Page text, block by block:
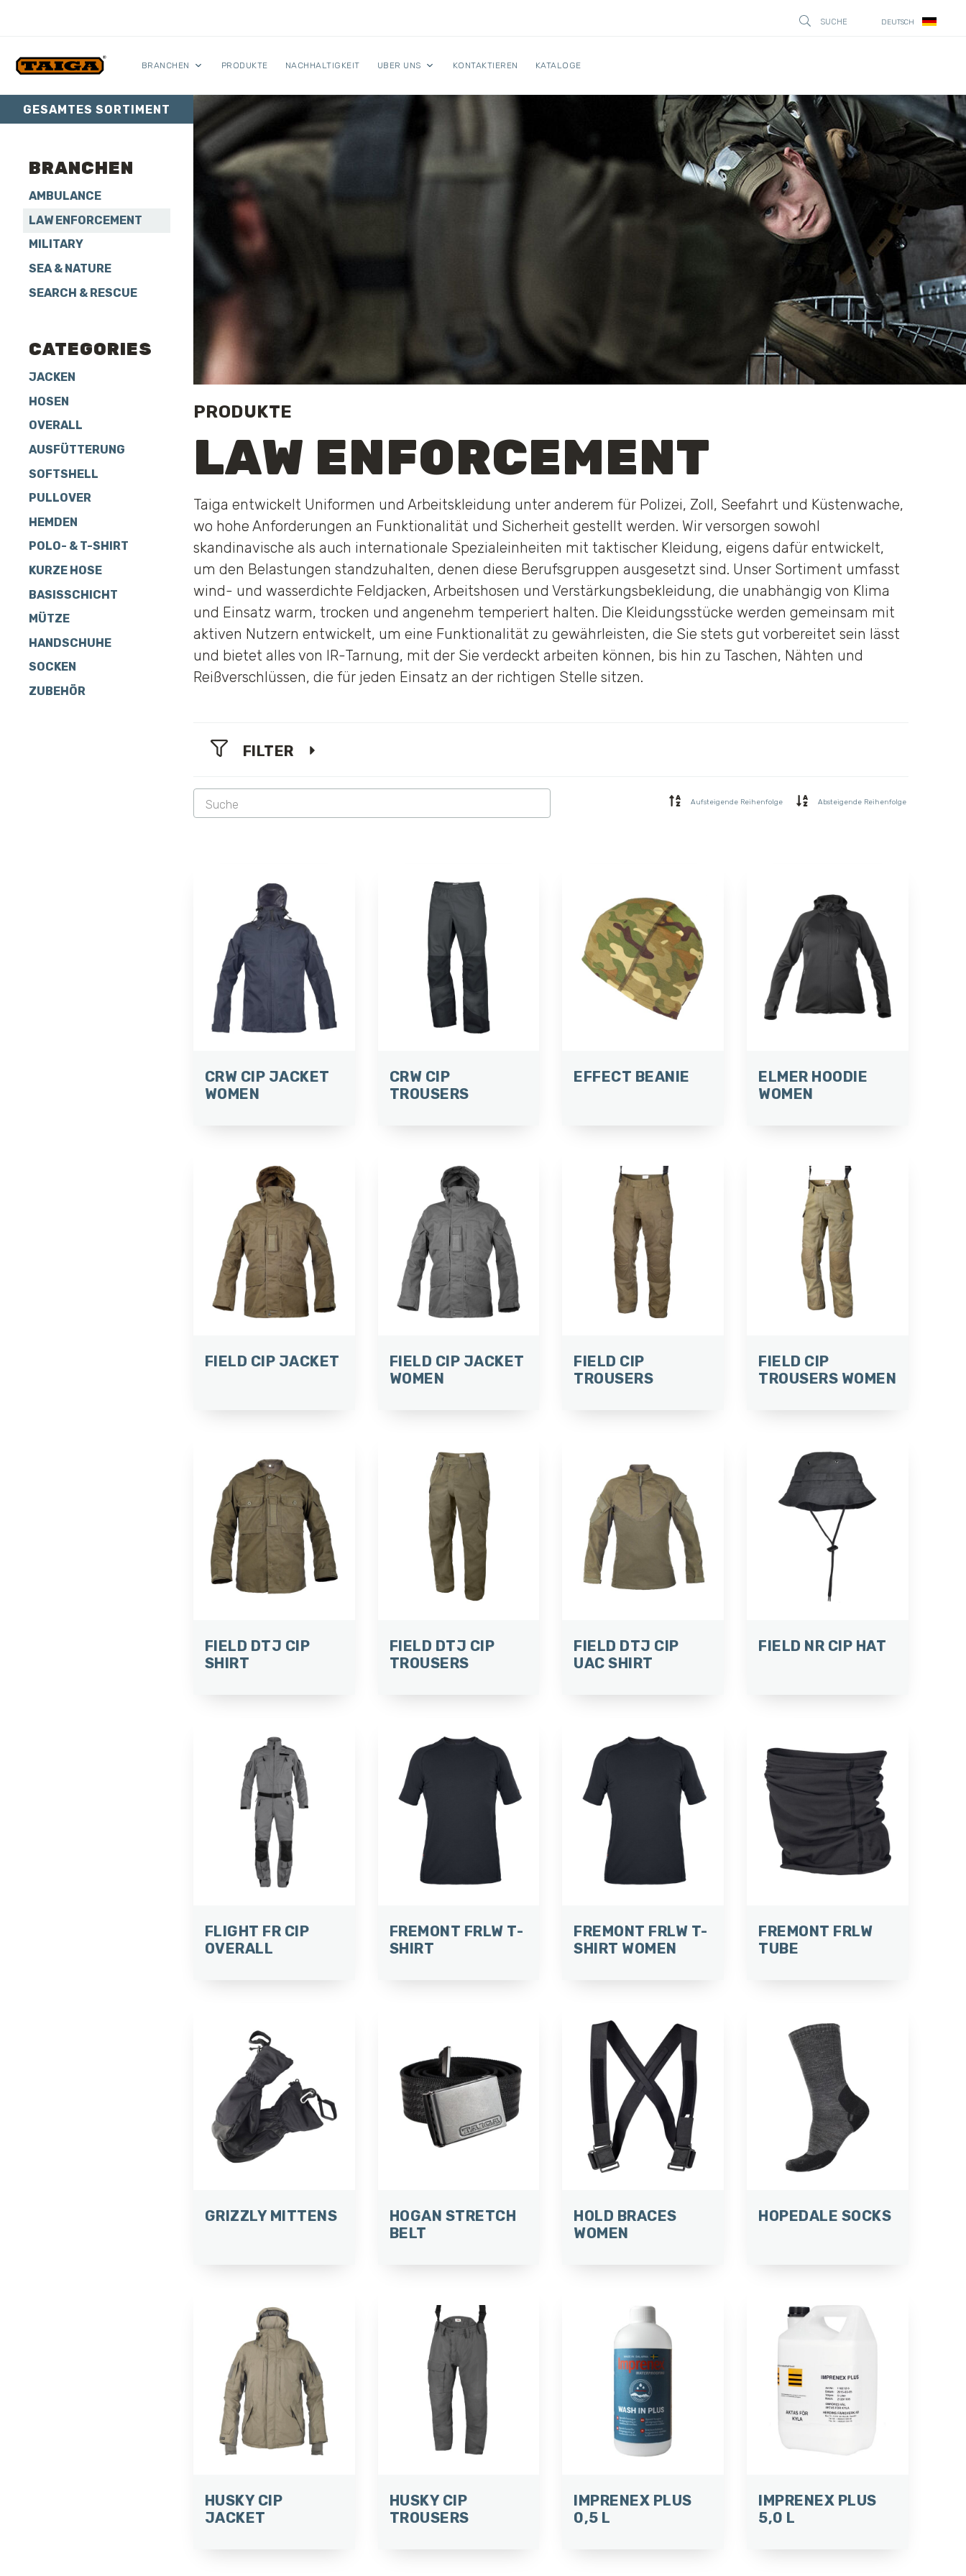
SUCHE DEUTSCH
BRANCHEN PRODUKTE NACHHALTIGKEIT UBER UNS KONTAKTIEREN KATALOGE
GESAMTES SORTIMENT
BRANCHEN
AMBULANCE
LAW ENFORCEMENT
MILITARY
SEA & NATURE
SEARCH & RESCUE
CATEGORIES
JACKEN
HOSEN
OVERALL
AUSFÜTTERUNG
SOFTSHELL
PULLOVER
HEMDEN
POLO- & T-SHIRT
KURZE HOSE
BASISSCHICHT
MÜTZE
HANDSCHUHE
SOCKEN
ZUBEHÖR
PRODUKTE
LAW ENFORCEMENT
Taiga entwickelt Uniformen und Arbeitskleidung unter anderem für Polizei, Zoll, Seefahrt und Küstenwache,
wo hohe Anforderungen an Funktionalität und Sicherheit gestellt werden. Wir versorgen sowohl
skandinavische als auch internationale Spezialeinheiten mit taktischer Kleidung, eigens dafür entwickelt,
um den Belastungen standzuhalten, denen diese Berufsgruppen ausgesetzt sind. Unser Sortiment umfasst
wind- und wasserdichte Feldjacken, Arbeitshosen und Verstärkungsbekleidung, die unabhängig von Klima
und Einsatz warm, trocken und angenehm temperiert halten. Die Kleidungsstücke werden gemeinsam mit
aktiven Nutzern entwickelt, um eine Funktionalität zu gewährleisten, die Sie stets gut vorbereitet sein lässt
und bietet alles von IR-Tarnung, mit der Sie verdeckt arbeiten können, bis hin zu Taschen, Nähten und
Reißverschlüssen, die für jeden Einsatz an der richtigen Stelle sitzen.
FILTER
Aufsteigende Reihenfolge Absteigende Reihenfolge
CRW CIP JACKET
WOMEN
CRW CIP
TROUSERS
EFFECT BEANIE
ELMER HOODIE
WOMEN
FIELD CIP JACKET
FIELD CIP JACKET
WOMEN
FIELD CIP
TROUSERS
FIELD CIP
TROUSERS WOMEN
FIELD DTJ CIP
SHIRT
FIELD DTJ CIP
TROUSERS
FIELD DTJ CIP
UAC SHIRT
FIELD NR CIP HAT
FLIGHT FR CIP
OVERALL
FREMONT FRLW T-
SHIRT
FREMONT FRLW T-
SHIRT WOMEN
FREMONT FRLW
TUBE
GRIZZLY MITTENS
HOGAN STRETCH
BELT
HOLD BRACES
WOMEN
HOPEDALE SOCKS
HUSKY CIP
JACKET
HUSKY CIP
TROUSERS
IMPRENEX PLUS
0,5 L
IMPRENEX PLUS
5,0 L